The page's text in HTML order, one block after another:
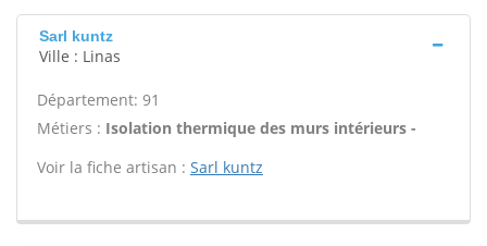
Sarl kuntz
Ville : Linas
Département: 91
Métiers : Isolation thermique des murs intérieurs -
Voir la fiche artisan : Sarl kuntz